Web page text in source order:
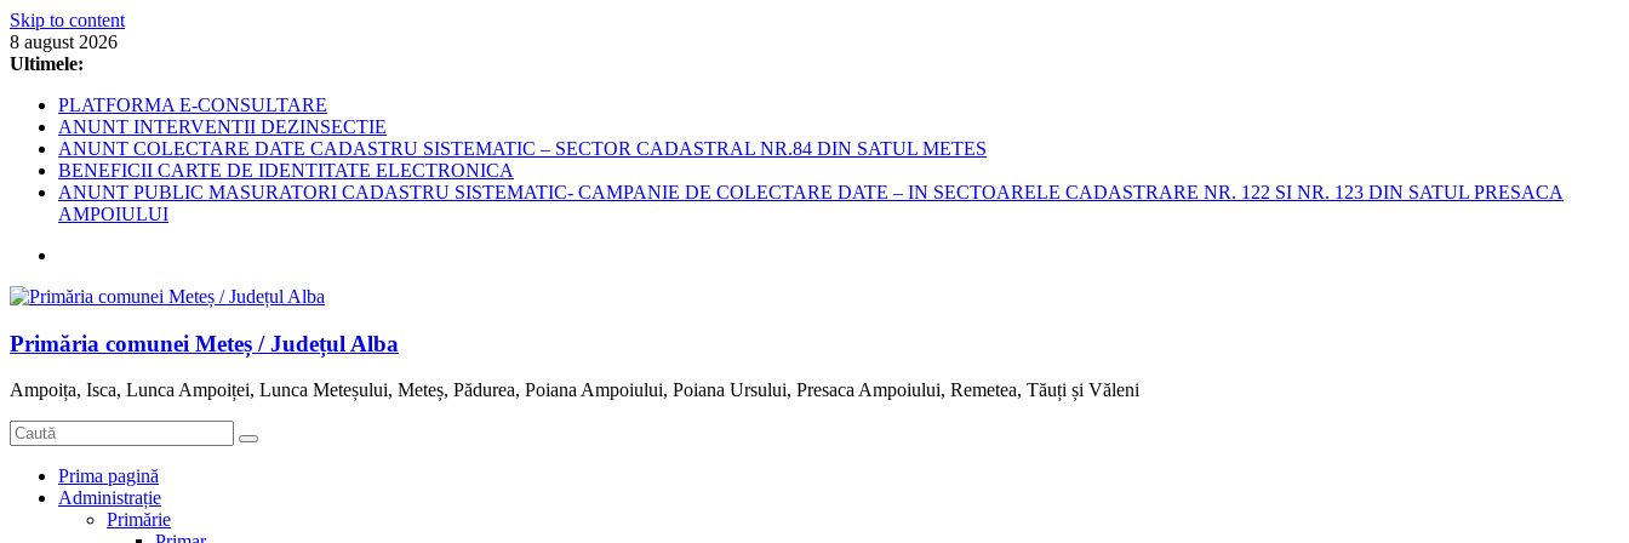
Skip to content
8 august 2026
Ultimele:
PLATFORMA E-CONSULTARE
ANUNT INTERVENTII DEZINSECTIE
ANUNT COLECTARE DATE CADASTRU SISTEMATIC – SECTOR CADASTRAL NR.84 DIN SATUL METES
BENEFICII CARTE DE IDENTITATE ELECTRONICA
ANUNT PUBLIC MASURATORI CADASTRU SISTEMATIC- CAMPANIE DE COLECTARE DATE – IN SECTOARELE CADASTRARE NR. 122 SI NR. 123 DIN SATUL PRESACA
AMPOIULUI
Primăria comunei Meteș / Județul Alba
Ampoița, Isca, Lunca Ampoiței, Lunca Meteșului, Meteș, Pădurea, Poiana Ampoiului, Poiana Ursului, Presaca Ampoiului, Remetea, Tăuți și Văleni
Prima pagină
Administrație
Primărie